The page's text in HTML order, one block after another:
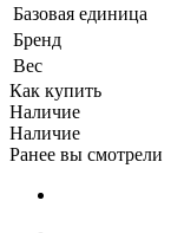
Базовая единица
Бренд
Вес
Как купить
Наличие
Наличие
Ранее вы смотрели